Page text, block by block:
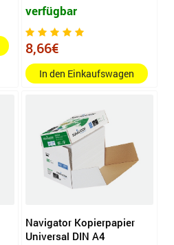
verfügbar
8,66€
In den Einkaufswagen
Navigator Kopierpapier
Universal DIN A4